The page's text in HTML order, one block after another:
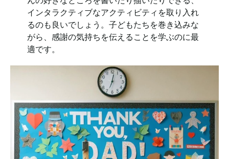
インタラクティブなアクティビティを取り入れ
るのも良いでしょう。子どもたちを巻き込みな
がら、感謝の気持ちを伝えることを学ぶのに最
適です。